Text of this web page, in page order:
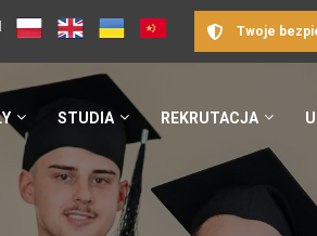
Twoje
STUDIA REKRUTACJA